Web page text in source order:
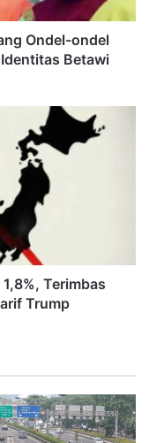
Ondel-ondel
Betawi
Terimbas
Trump